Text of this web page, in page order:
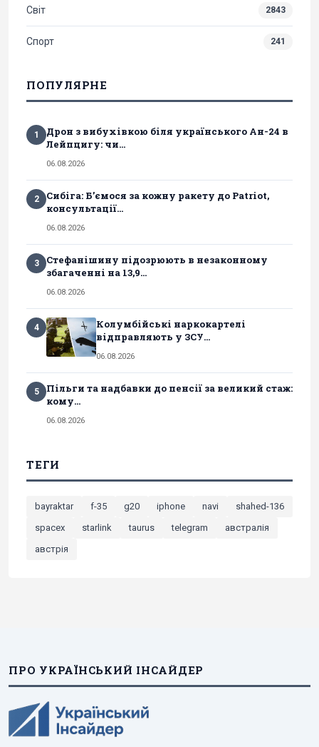
Світ 2843
Спорт 241
ПОПУЛЯРНЕ
1
Дрон з вибухівкою біля українського Ан-24 в
Лейпцигу: чи...
06.08.2026
2
Сибіга: Б’ємося за кожну ракету до Patriot,
консультації...
06.08.2026
3
Стефанішину підозрюють в незаконному
збагаченні на 13,9...
06.08.2026
4
Колумбійські наркокартелі
відправляють у ЗСУ...
06.08.2026
5
Пільги та надбавки до пенсії за великий стаж:
кому...
06.08.2026
ТЕГИ
bayraktar f-35 g20 iphone navi
shahed-136
spacex
starlink taurus telegram
австралія
австрія
ПРО УКРАЇНСЬКИЙ ІНСАЙДЕР